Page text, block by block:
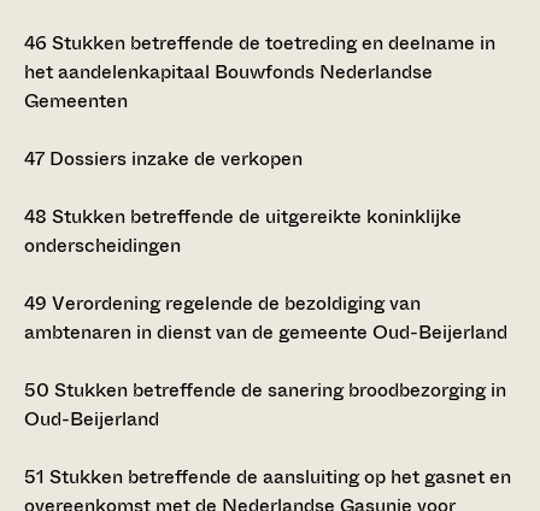
46 Stukken betreffende de toetreding en deelname in
het aandelenkapitaal Bouwfonds Nederlandse
Gemeenten
47 Dossiers inzake de verkopen
48 Stukken betreffende de uitgereikte koninklijke
onderscheidingen
49 Verordening regelende de bezoldiging van
ambtenaren in dienst van de gemeente Oud-Beijerland
50 Stukken betreffende de sanering broodbezorging in
Oud-Beijerland
51 Stukken betreffende de aansluiting op het gasnet en